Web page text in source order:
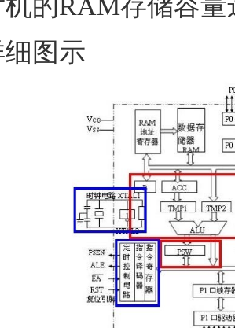
机的RAM存储容
图示